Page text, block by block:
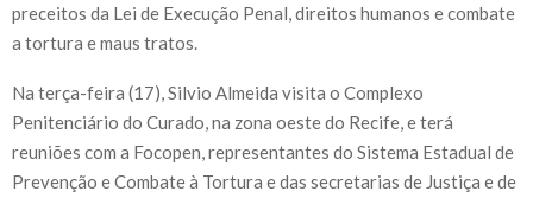
preceitos da Lei de Execução Penal, direitos humanos e combate
a tortura e maus tratos.
Na terça-feira (17), Silvio Almeida visita o Complexo
Penitenciário do Curado, na zona oeste do Recife, e terá
reuniões com a Focopen, representantes do Sistema Estadual de
Prevenção e Combate à Tortura e das secretarias de Justiça e de